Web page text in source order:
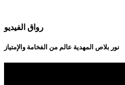
رواق الفيديو
نور بلاص المهدية عالم من الفخامة والإمتياز